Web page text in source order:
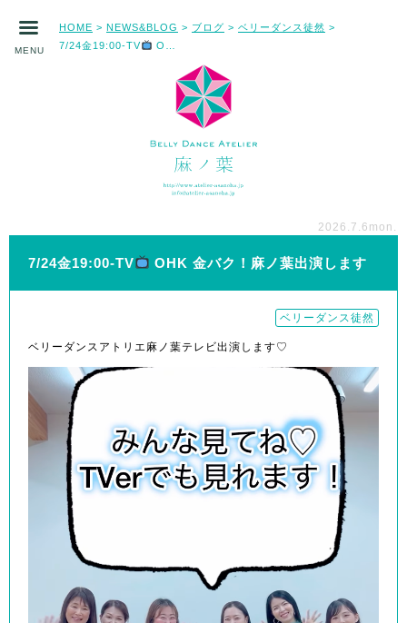
MENU
HOME > NEWS&BLOG > ブログ > ベリーダンス徒然 >
7/24金19:00-TV
OHK 金バク！麻ノ葉出演します
2026.7.6 mon.
7/24金19:00-TV OHK 金バク！麻ノ葉出演します
ベリーダンス徒然
ベリーダンスアトリエ麻ノ葉テレビ出演します♡